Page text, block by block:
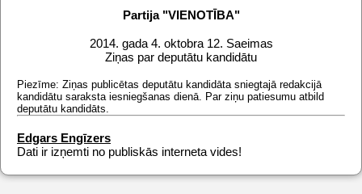
Partija "VIENOTĪBA"
2014. gada 4. oktobra 12. Saeimas
Ziņas par deputātu kandidātu
Piezīme: Ziņas publicētas deputātu kandidāta sniegtajā redakcijā
kandidātu saraksta iesniegšanas dienā. Par ziņu patiesumu atbild
deputātu kandidāts.
Edgars Engīzers
Dati ir izņemti no publiskās interneta vides!